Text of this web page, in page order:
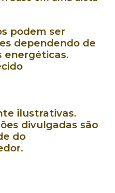
podem ser
dependendo de
energéticas.
ilustrativas.
divulgadas são
do